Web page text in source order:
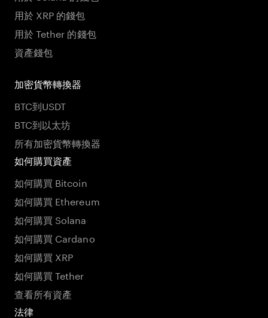
用於 XRP 的錢包
用於 Tether 的錢包
資產錢包
加密貨幣轉換器
BTC到USDT
BTC到以太坊
所有加密貨幣轉換器
如何購買資產
如何購買 Bitcoin
如何購買 Ethereum
如何購買 Solana
如何購買 Cardano
如何購買 XRP
如何購買 Tether
查看所有資產
法律